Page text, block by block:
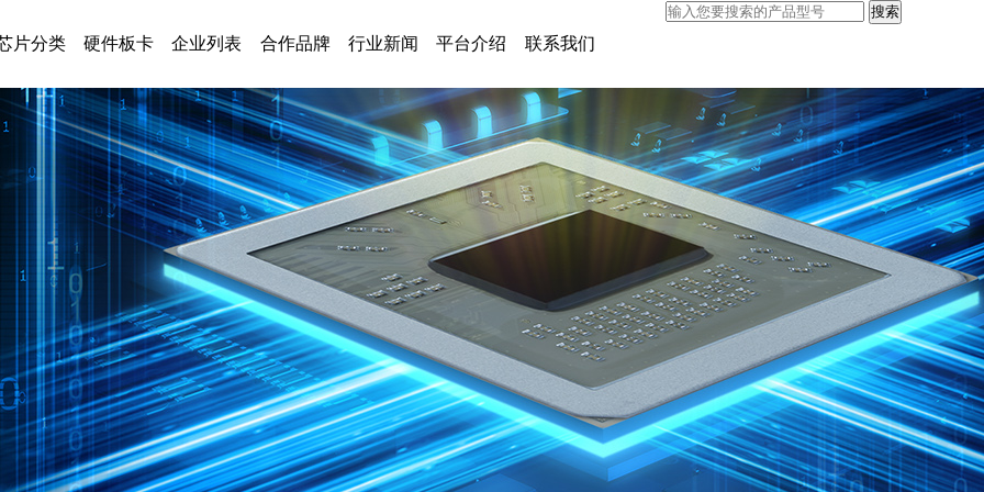
片分类 硬件板卡 企业列表 合作品牌 行业新闻 平台介绍 联系我们